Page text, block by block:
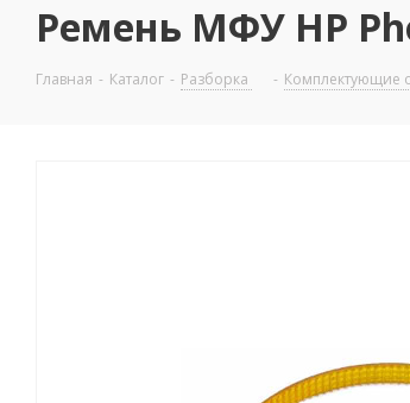
Ремень МФУ HP
Главная - Каталог - Разборка - Комплектующие